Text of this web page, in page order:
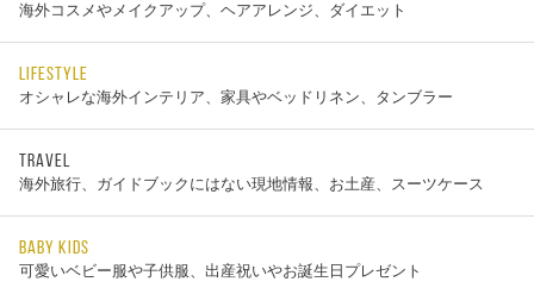
海外コスメやメイクアップ、ヘアアレンジ、ダイエット
LIFESTYLE
オシャレな海外インテリア、家具やベッドリネン、タンブラー
TRAVEL
海外旅行、ガイドブックにはない現地情報、お土産、スーツケース
BABY KIDS
可愛いベビー服や子供服、出産祝いやお誕生日プレゼント